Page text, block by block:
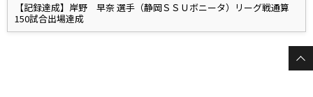
【記録達成】岸野 早奈 選手（静岡ＳＳＵボニータ）リーグ戦通算
150試合出場達成